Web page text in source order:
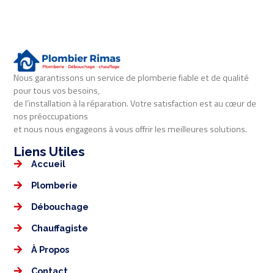
Nous garantissons un service de plomberie fiable et de qualité
pour tous vos besoins,
de l’installation à la réparation. Votre satisfaction est au cœur de
nos préoccupations
et nous nous engageons à vous offrir les meilleures solutions.
Liens Utiles​​
Accueil
Plomberie
Débouchage
Chauffagiste
À Propos
Contact